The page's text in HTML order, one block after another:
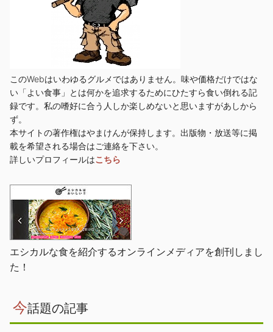
このWebはいわゆるグルメではありません。味や価格だけではな
い「よい食事」とは何かを追求するためにひたすら食い倒れる記
録です。私の嗜好に合う人しか楽しめないと思いますがあしから
ず。
本サイトの著作権はやまけんが保持します。出版物・放送等に掲
載を希望される場合はご連絡を下さい。
詳しいプロフィールはこちら
エシカルな食を紹介するオンラインメディアを創刊しまし
た！
今話題の記事